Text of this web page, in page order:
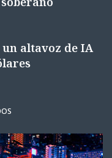
altavoz de IA